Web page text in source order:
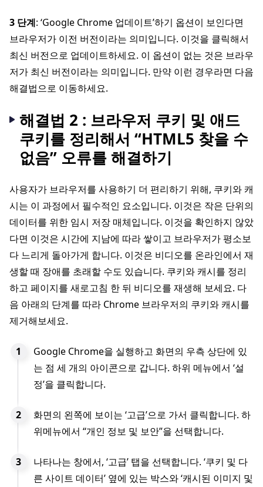
3 단계: ‘Google Chrome 업데이트’하기 옵션이 보인다면
브라우저가 이전 버전이라는 의미입니다. 이것을 클릭해서
최신 버전으로 업데이트하세요. 이 옵션이 없는 것은 브라우
저가 최신 버전이라는 의미입니다. 만약 이런 경우라면 다음
해결법으로 이동하세요.
해결법 2 : 브라우저 쿠키 및 애드
쿠키를 정리해서 “HTML5 찾을 수
없음” 오류를 해결하기
사용자가 브라우저를 사용하기 더 편리하기 위해, 쿠키와 캐
시는 이 과정에서 필수적인 요소입니다. 이것은 작은 단위의
데이터를 위한 임시 저장 매체입니다. 이것을 확인하지 않았
다면 이것은 시간에 지남에 따라 쌓이고 브라우저가 평소보
다 느리게 돌아가게 합니다. 이것은 비디오를 온라인에서 재
생할 때 장애를 초래할 수도 있습니다. 쿠키와 캐시를 정리
하고 페이지를 새로고침 한 뒤 비디오를 재생해 보세요. 다
음 아래의 단계를 따라 Chrome 브라우저의 쿠키와 캐시를
제거해보세요.
Google Chrome을 실행하고 화면의 우측 상단에 있
는 점 세 개의 아이콘으로 갑니다. 하위 메뉴에서 ‘설
정’을 클릭합니다.
화면의 왼쪽에 보이는 ‘고급’으로 가서 클릭합니다. 하
위메뉴에서 “개인 정보 및 보안”을 선택합니다.
나타나는 창에서, ‘고급’ 탭을 선택합니다. ‘쿠키 및 다
른 사이트 데이터’ 옆에 있는 박스와 ‘캐시된 이미지 및